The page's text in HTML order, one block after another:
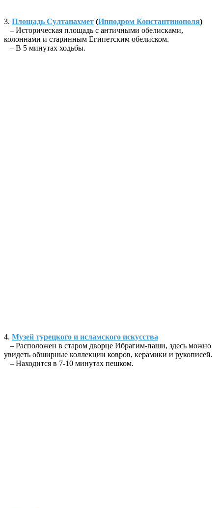
3. Площадь Султанахмет (Ипподром Константинополя)
– Историческая площадь с античными обелисками,
колоннами и старинным Египетским обелиском.
– В 5 минутах ходьбы.
4. Музей турецкого и исламского искусства
– Расположен в старом дворце Ибрагим-паши, здесь можно
увидеть обширные коллекции ковров, керамики и рукописей.
– Находится в 7-10 минутах пешком.